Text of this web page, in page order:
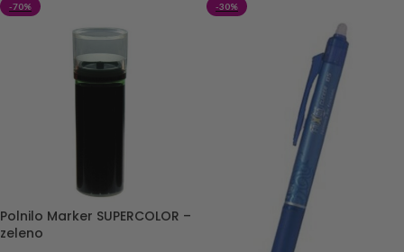
-70%
Polnilo Marker SUPERCOLOR –
zeleno
-30%